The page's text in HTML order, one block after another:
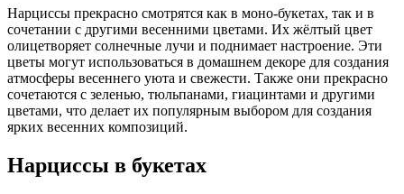
Нарциссы прекрасно смотрятся как в моно-букетах, так и в
сочетании с другими весенними цветами. Их жёлтый цвет
олицетворяет солнечные лучи и поднимает настроение. Эти
цветы могут использоваться в домашнем декоре для создания
атмосферы весеннего уюта и свежести. Также они прекрасно
сочетаются с зеленью, тюльпанами, гиацинтами и другими
цветами, что делает их популярным выбором для создания
ярких весенних композиций.
Нарциссы в букетах